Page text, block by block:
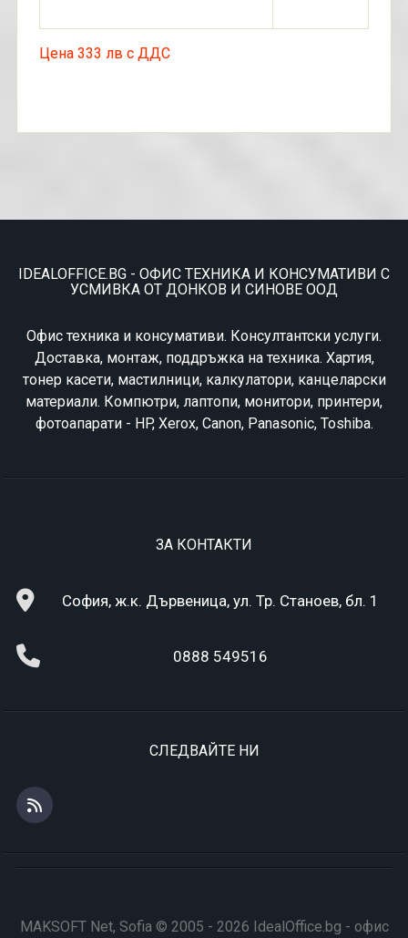
Цена 333 лв с ДДС
IDEALOFFICE.BG - ОФИС ТЕХНИКА И КОНСУМАТИВИ С
УСМИВКА ОТ ДОНКОВ И СИНОВЕ ООД
Офис техника и консумативи. Консултантски услуги.
Доставка, монтаж, поддръжка на техника. Хартия,
тонер касети, мастилници, калкулатори, канцеларски
материали. Компютри, лаптопи, монитори, принтери,
фотоапарати - HP, Xerox, Canon, Panasonic, Toshiba.
ЗА КОНТАКТИ
София, ж.к. Дървеница, ул. Тр. Станоев, бл. 1
0888 549516
СЛЕДВАЙТЕ НИ
MAKSOFT Net, Sofia © 2005 - 2026 IdealOffice.bg - офис